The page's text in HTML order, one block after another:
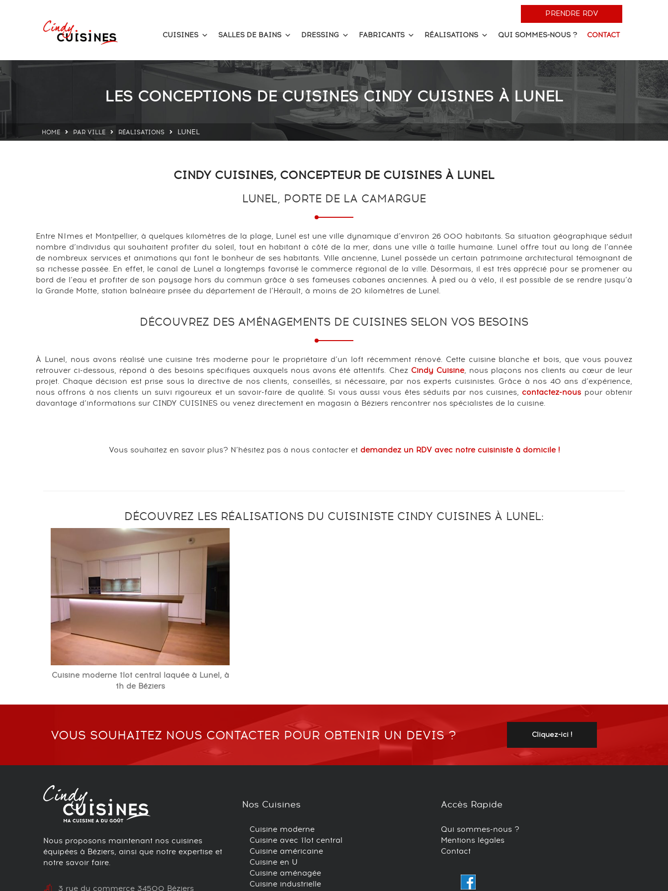
PRENDRE RDV
CUISINES SALLES DE BAINS DRESSING FABRICANTS RÉALISATIONS QUI SOMMES-NOUS ? CONTACT
LES CONCEPTIONS DE CUISINES CINDY CUISINES À LUNEL
HOME PAR VILLE RÉALISATIONS LUNEL
CINDY CUISINES, CONCEPTEUR DE CUISINES À LUNEL
LUNEL, PORTE DE LA CAMARGUE
Entre Nîmes et Montpellier, à quelques kilomètres de la plage, Lunel est une ville dynamique d’environ 26 000 habitants. Sa situation géographique séduit
nombre d’individus qui souhaitent profiter du soleil, tout en habitant à côté de la mer, dans une ville à taille humaine. Lunel offre tout au long de l’année
de nombreux services et animations qui font le bonheur de ses habitants. Ville ancienne, Lunel possède un certain patrimoine architectural témoignant de
sa richesse passée. En effet, le canal de Lunel a longtemps favorisé le commerce régional de la ville. Désormais, il est très apprécié pour se promener au
bord de l’eau et profiter de son paysage hors du commun grâce à ses fameuses cabanes anciennes. À pied ou à vélo, il est possible de se rendre jusqu’à
la Grande Motte, station balnéaire prisée du département de l’Hérault, à moins de 20 kilomètres de Lunel.
DÉCOUVREZ DES AMÉNAGEMENTS DE CUISINES SELON VOS BESOINS
À Lunel, nous avons réalisé une cuisine très moderne pour le propriétaire d’un loft récemment rénové. Cette cuisine blanche et bois, que vous pouvez
retrouver ci-dessous, répond à des besoins spécifiques auxquels nous avons été attentifs. Chez Cindy Cuisine, nous plaçons nos clients au cœur de leur
projet. Chaque décision est prise sous la directive de nos clients, conseillés, si nécessaire, par nos experts cuisinistes. Grâce à nos 40 ans d’expérience,
nous offrons à nos clients un suivi rigoureux et un savoir-faire de qualité. Si vous aussi vous êtes séduits par nos cuisines, contactez-nous pour obtenir
davantage d’informations sur CINDY CUISINES ou venez directement en magasin à Béziers rencontrer nos spécialistes de la cuisine.
Vous souhaitez en savoir plus? N’hésitez pas à nous contacter et demandez un RDV avec notre cuisiniste à domicile !
DÉCOUVREZ LES RÉALISATIONS DU CUISINISTE CINDY CUISINES À LUNEL:
Cuisine moderne îlot central laquée à Lunel, à
1h de Béziers
VOUS SOUHAITEZ NOUS CONTACTER POUR OBTENIR UN DEVIS ? Cliquez-ici !
Nous proposons maintenant nos cuisines
équipées à Béziers, ainsi que notre expertise et
notre savoir faire.
Nos Cuisines
Cuisine moderne
Cuisine avec îlot central
Cuisine américaine
Cuisine en U
Cuisine aménagée
Cuisine industrielle
Accès Rapide
Qui sommes-nous ?
Mentions légales
Contact